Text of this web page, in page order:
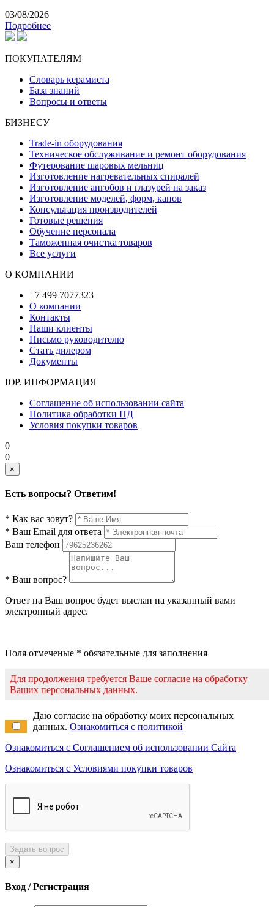
03/08/2026
Подробнее
ПОКУПАТЕЛЯМ
Словарь керамиста
База знаний
Вопросы и ответы
БИЗНЕСУ
Trade-in оборудования
Техническое обслуживание и ремонт оборудования
Футерование шаровых мельниц
Изготовление нагревательных спиралей
Изготовление ангобов и глазурей на заказ
Изготовление моделей, форм, капов
Консультация производителей
Готовые решения
Обучение персонала
Таможенная очистка товаров
Все услуги
О КОМПАНИИ
+7 499 7077323
О компании
Контакты
Наши клиенты
Письмо руководителю
Стать дилером
Документы
ЮР. ИНФОРМАЦИЯ
Соглашение об использовании сайта
Политика обработки ПД
Условия покупки товаров
0
0
×
Есть вопросы? Ответим!
* Как вас зовут?
* Ваш Email для ответа
Ваш телефон
* Ваш вопрос?
Ответ на Ваш вопрос будет выслан на указанный вами
электронный адрес.
Поля отмеченые * обязательные для заполнения
Для продолжения требуется Ваше согласие на обработку
Ваших персональных данных.
Даю согласие на обработку моих персональных
данных. Ознакомиться с политикой
Ознакомиться с Соглашением об использовании Сайта
Ознакомиться с Условиями покупки товаров
Задать вопрос
×
Вход / Регистрация